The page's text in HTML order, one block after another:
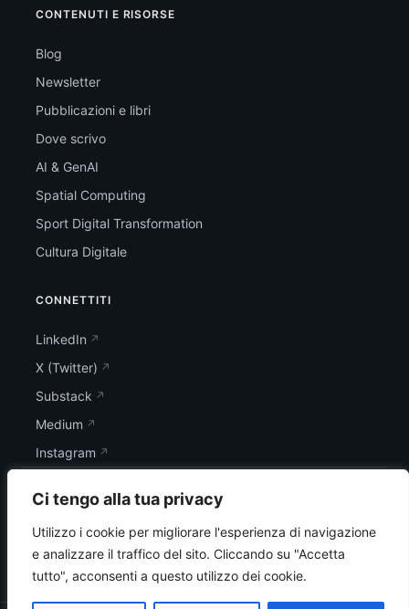
Ci tengo alla tua privacy
Utilizzo i cookie per migliorare l'esperienza di navigazione
e analizzare il traffico del sito. Cliccando su "Accetta
tutto", acconsenti a questo utilizzo dei cookie.
CONTENUTI E RISORSE
Blog
Newsletter
Pubblicazioni e libri
Dove scrivo
AI & GenAI
Spatial Computing
Sport Digital Transformation
Cultura Digitale
CONNETTITI
LinkedIn
X (Twitter)
Substack
Medium
Instagram